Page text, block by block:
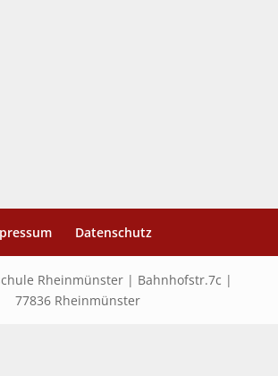
Datenschutz
Rheinmünster | Bahnhofstr.7c |
77836 Rheinmünster